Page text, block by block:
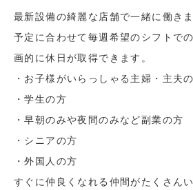
最新設備の綺麗な店舗で一緒に働き
予定に合わせて毎週希望のシフトで
画的に休日が取得できます。
・お子様がいらっしゃる主婦・主夫
・学生の方
・早朝のみや夜間のみなど副業の方
・シニアの方
・外国人の方
すぐに仲良くなれる仲間がたくさん